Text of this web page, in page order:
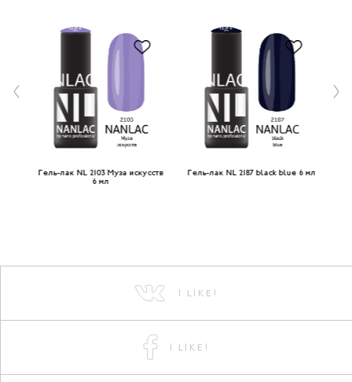
Гель-лак NL 2103 Муза искусств
6 мл
Гель-лак NL 2187 black blue 6 мл
I LIKE!
I LIKE!